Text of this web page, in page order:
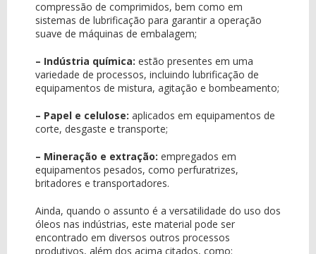
compressão de comprimidos, bem como em
sistemas de lubrificação para garantir a operação
suave de máquinas de embalagem;
– Indústria química: estão presentes em uma
variedade de processos, incluindo lubrificação de
equipamentos de mistura, agitação e bombeamento;
– Papel e celulose: aplicados em equipamentos de
corte, desgaste e transporte;
– Mineração e extração: empregados em
equipamentos pesados, como perfuratrizes,
britadores e transportadores.
Ainda, quando o assunto é a versatilidade do uso dos
óleos nas indústrias, este material pode ser
encontrado em diversos outros processos
produtivos, além dos acima citados, como: